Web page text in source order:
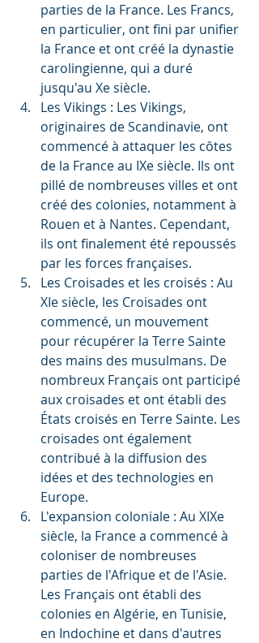
parties de la France. Les Francs,
en particulier, ont fini par unifier
la France et ont créé la dynastie
carolingienne, qui a duré
jusqu'au Xe siècle.
Les Vikings : Les Vikings,
originaires de Scandinavie, ont
commencé à attaquer les côtes
de la France au IXe siècle. Ils ont
pillé de nombreuses villes et ont
créé des colonies, notamment à
Rouen et à Nantes. Cependant,
ils ont finalement été repoussés
par les forces françaises.
Les Croisades et les croisés : Au
XIe siècle, les Croisades ont
commencé, un mouvement
pour récupérer la Terre Sainte
des mains des musulmans. De
nombreux Français ont participé
aux croisades et ont établi des
États croisés en Terre Sainte. Les
croisades ont également
contribué à la diffusion des
idées et des technologies en
Europe.
L'expansion coloniale : Au XIXe
siècle, la France a commencé à
coloniser de nombreuses
parties de l'Afrique et de l'Asie.
Les Français ont établi des
colonies en Algérie, en Tunisie,
en Indochine et dans d'autres